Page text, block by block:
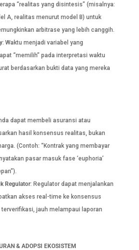
“realitas yang disintesis” (misalnya:
A, realitas menurut model B) untuk
arbitrase yang lebih canggih.
: Waktu menjadi variabel yang
“memilih” pada interpretasi waktu
berdasarkan bukti data yang mereka
dapat membeli asuransi atau
hasil konsensus realitas, bukan
(Contoh: “Kontrak yang membayar
pasar masuk fase ‘euphoria’
Regulator: Regulator dapat menjalankan
akses real-time ke konsensus
jauh melampaui laporan
& ADOPSI EKOSISTEM